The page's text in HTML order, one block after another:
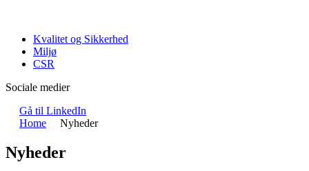
Kvalitet og Sikkerhed
Miljø
CSR
Sociale medier
Gå til LinkedIn
Home
Nyheder
Nyheder